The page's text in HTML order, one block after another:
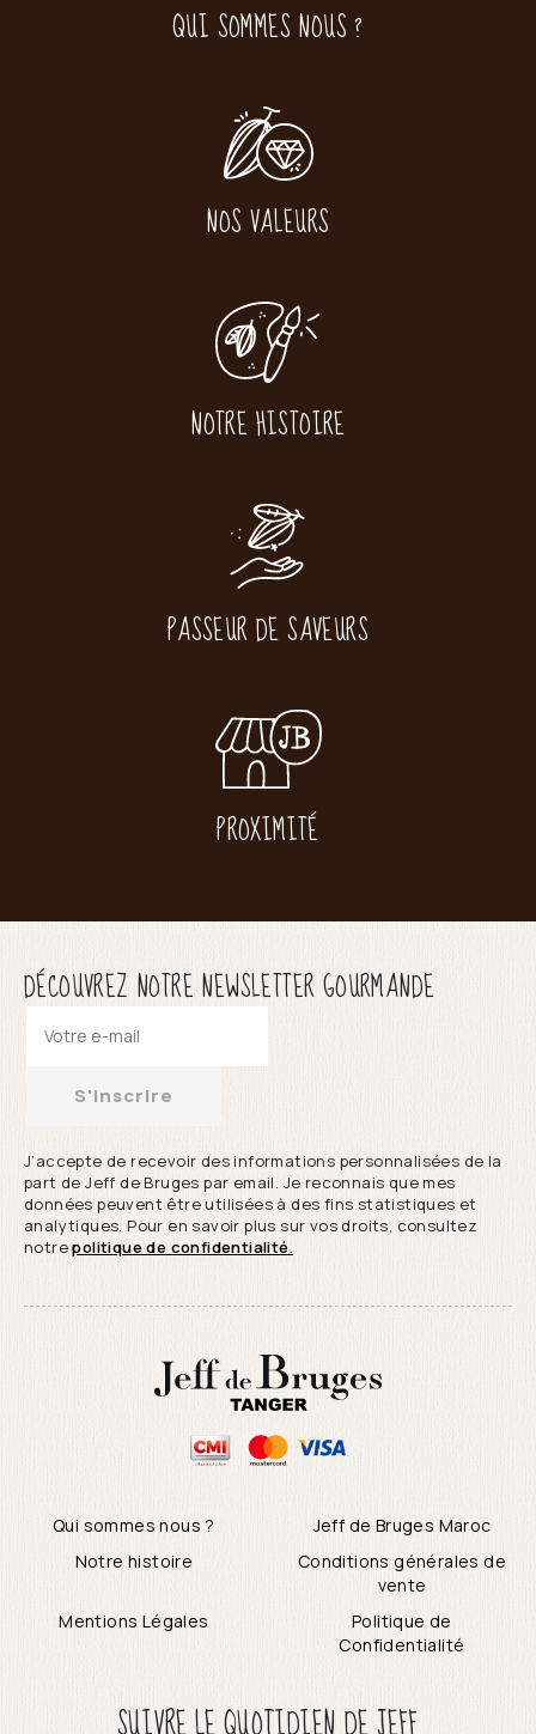
QUI SOMMES NOUS ?
NOS VALEURS
NOTRE HISTOIRE
PASSEUR DE SAVEURS
PROXIMITÉ
DÉCOUVREZ NOTRE NEWSLETTER GOURMANDE
S'inscrire
J’accepte de recevoir des informations personnalisées de la
part de Jeff de Bruges par email. Je reconnais que mes
données peuvent être utilisées à des fins statistiques et
analytiques. Pour en savoir plus sur vos droits, consultez
notrepolitique de confidentialité.
Qui sommes nous ?
Jeff de Bruges Maroc
Notre histoire
Conditions générales de
vente
Mentions Légales
Politique de
Confidentialité